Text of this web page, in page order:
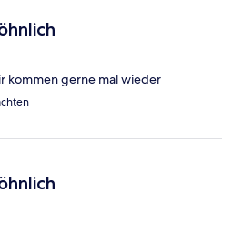
kommen gerne mal wieder